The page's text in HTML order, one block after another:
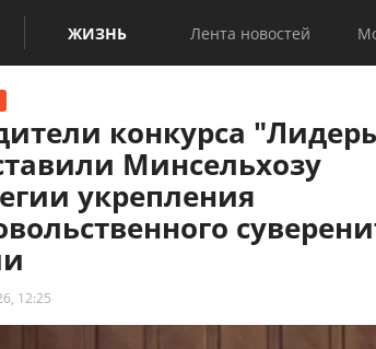
ЖИЗНЬ Лента новостей
конкурса
Минсельхозу
укрепления
12:25